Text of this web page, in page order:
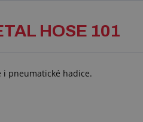
HOSE 101
i pneumatické hadice.